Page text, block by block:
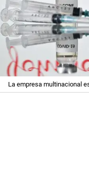
La empresa multinacional